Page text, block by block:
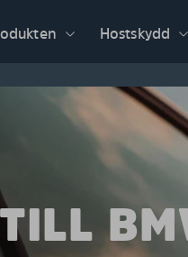
Hostskydd